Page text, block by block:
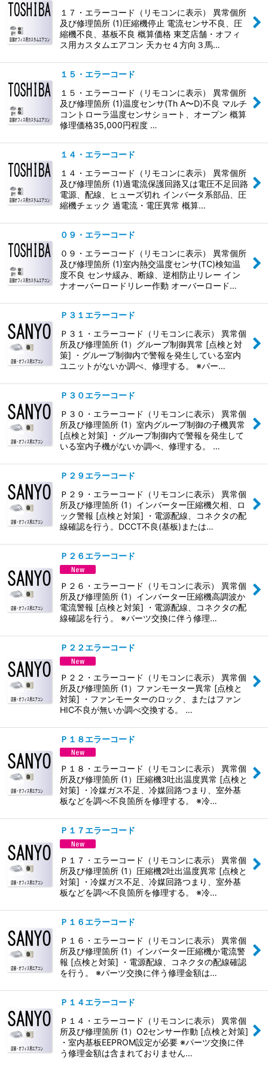
１７・エラーコード（リモコンに表示） 異常個所
及び修理箇所 (1)圧縮機停止 電流センサ不良、圧
縮機不良、基板不良 概算価格 東芝店舗・オフィ
ス用カスタムエアコン 天カセ４方向３馬…
１５・エラーコード
１５・エラーコード（リモコンに表示） 異常個所
及び修理箇所 (1)温度センサ(Th A〜D)不良 マルチ
コントローラ温度センサショート、オープン 概算
修理価格35,000円程度 …
１４・エラーコード
１４・エラーコード（リモコンに表示） 異常個所
及び修理箇所 (1)過電流保護回路又は電圧不足回路
電源、配線、ヒューズ切れ インバータ系部品、圧
縮機チェック 過電流・電圧異常 概算…
０９・エラーコード
０９・エラーコード（リモコンに表示） 異常個所
及び修理箇所 (1)室内熱交温度センサ(TC)検知温
度不良 センサ緩み、断線、逆相防止リレー イン
ナオーバーロードリレー作動 オーバーロード…
Ｐ３１エラーコード
Ｐ３１・エラーコード（リモコンに表示） 異常個
所及び修理箇所 (1）グループ制御異常 [点検と対
策] ・グループ制御内で警報を発生している室内
ユニットがないか調べ、修理する。 ※パー…
Ｐ３０エラーコード
Ｐ３０・エラーコード（リモコンに表示） 異常個
所及び修理箇所 (1）室内グループ制御の子機異常
[点検と対策] ・グループ制御内で警報を発生して
いる室内子機がないか調べ、修理する。 …
Ｐ２９エラーコード
Ｐ２９・エラーコード（リモコンに表示） 異常個
所及び修理箇所 (1）インバーター圧縮機欠相、ロ
ック警報 [点検と対策] ・電源配線、コネクタの配
線確認を行う。DCCT不良(基板)または…
Ｐ２６エラーコード
Ｐ２６・エラーコード（リモコンに表示） 異常個
所及び修理箇所 (1）インバーター圧縮機高調波か
電流警報 [点検と対策] ・電源配線、コネクタの配
線確認を行う。 ※パーツ交換に伴う修理…
Ｐ２２エラーコード
Ｐ２２・エラーコード（リモコンに表示） 異常個
所及び修理箇所 (1）ファンモーター異常 [点検と
対策] ・ファンモーターのロック、またはファン
HIC不良が無いか調べ交換する。 …
Ｐ１８エラーコード
Ｐ１８・エラーコード（リモコンに表示） 異常個
所及び修理箇所 (1）圧縮機3吐出温度異常 [点検と
対策] ・冷媒ガス不足、冷媒回路つまり、室外基
板などを調べ不良箇所を修理する。 ※冷…
Ｐ１７エラーコード
Ｐ１７・エラーコード（リモコンに表示） 異常個
所及び修理箇所 (1）圧縮機2吐出温度異常 [点検と
対策] ・冷媒ガス不足、冷媒回路つまり、室外基
板などを調べ不良箇所を修理する。 ※冷…
Ｐ１６エラーコード
Ｐ１６・エラーコード（リモコンに表示） 異常個
所及び修理箇所 (1）インバーター圧縮機か電流警
報 [点検と対策] ・電源配線、コネクタの配線確認
を行う。 ※パーツ交換に伴う修理金額は…
Ｐ１４エラーコード
Ｐ１４・エラーコード（リモコンに表示） 異常個
所及び修理箇所 (1）O2センサー作動 [点検と対策]
・室内基板EEPROM設定が必要 ※パーツ交換に伴
う修理金額は含まれておりません…